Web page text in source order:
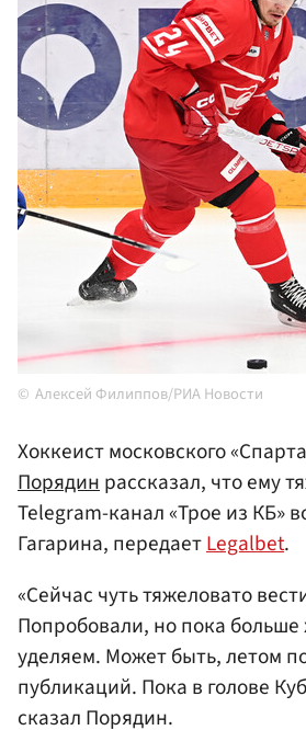
Алексей Филиппов/РИА Новости
Хоккеист московского
Порядинрассказал, что ему
Telegram-канал «Трое из КБ»
Гагарина, передаетLegalbet.
«Сейчас чуть тяжеловато
Попробовали, но пока
уделяем. Может быть, летом
публикаций. Пока в голове
сказал Порядин.